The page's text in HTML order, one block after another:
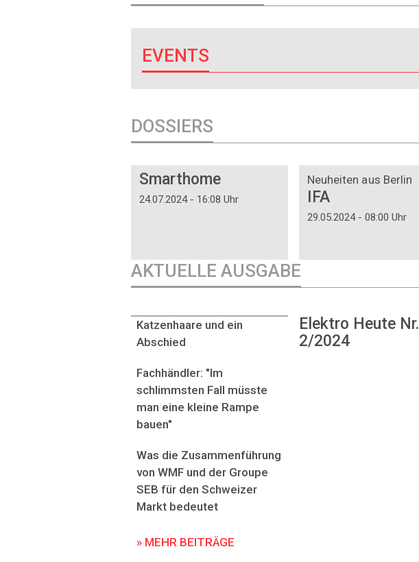
EVENTS
DOSSIERS
Smarthome
24.07.2024 - 16:08 Uhr
Neuheiten aus Berlin
IFA
29.05.2024 - 08:00 Uhr
AKTUELLE AUSGABE
Elektro Heute Nr.
2/2024
Katzenhaare und ein
Abschied
Fachhändler: "Im
schlimmsten Fall müsste
man eine kleine Rampe
bauen"
Was die Zusammenführung
von WMF und der Groupe
SEB für den Schweizer
Markt bedeutet
» MEHR BEITRÄGE